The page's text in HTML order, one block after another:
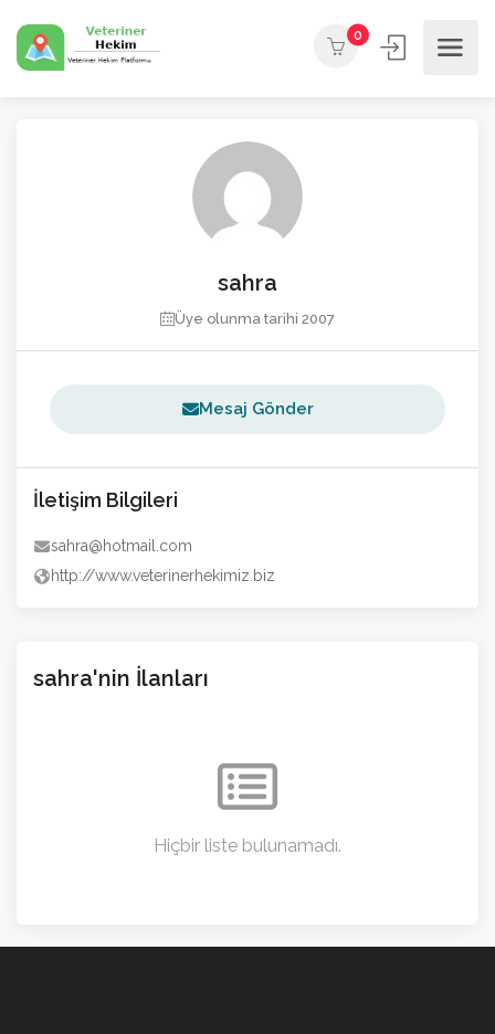
0
sahra
Üye olunma tarihi 2007
Mesaj Gönder
İletişim Bilgileri
sahra@hotmail.com
http://www.veterinerhekimiz.biz
sahra'nin İlanları
Hiçbir liste bulunamadı.